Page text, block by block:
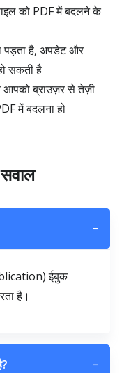
को PDF में बदलने के
पड़ता है, अपडेट और
सकती है
ब्राउज़र से तेज़ी
में बदलना हो
−
ईबुक
है।
−